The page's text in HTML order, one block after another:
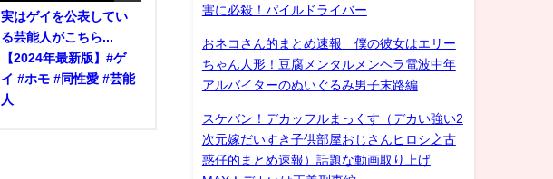
実はゲイを公表してい
る芸能人がこちら...
【2024年最新版】#ゲ
イ #ホモ #同性愛 #芸能
人
害に必殺！パイルドライバー
おネコさん的まとめ速報 僕の彼女はエリー
ちゃん人形！豆腐メンタルメンヘラ電波中年
アルバイターのぬいぐるみ男子末路編
スケバン！デカッフルまっくす（デカい強い2
次元嫁だいすき子供部屋おじさんヒロシ之古
惑仔的まとめ速報）話題な動画取り上げ